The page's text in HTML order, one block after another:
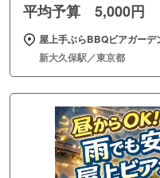
平均予算 5,000円
屋上手ぶらBBQビアガー
新大久保駅／東京都